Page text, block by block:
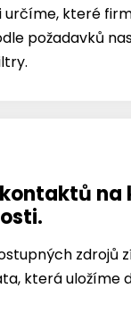
na
zdrojů
která uložíme